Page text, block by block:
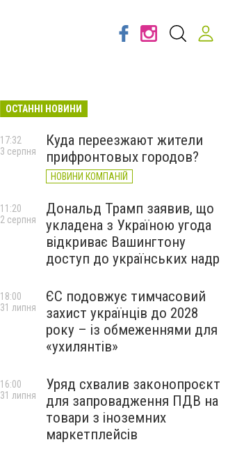
ОСТАННІ НОВИНИ
Куда переезжают жители
прифронтовых городов?
НОВИНИ КОМПАНІЙ
17:32
3 серпня
Дональд Трамп заявив, що
укладена з Україною угода
відкриває Вашингтону
доступ до українських надр
11:20
2 серпня
ЄС подовжує тимчасовий
захист українців до 2028
року – із обмеженнями для
«ухилянтів»
18:00
31 липня
Уряд схвалив законопроєкт
для запровадження ПДВ на
товари з іноземних
маркетплейсів
16:00
31 липня